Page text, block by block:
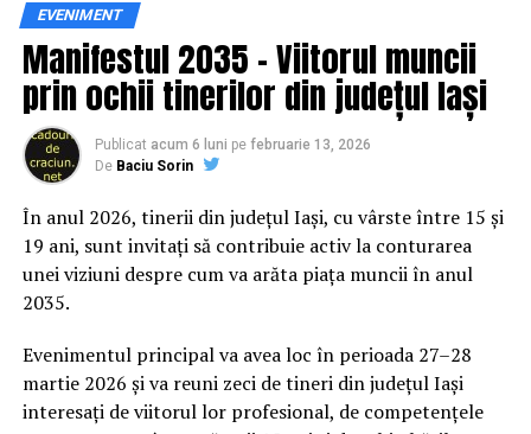
Siguranța rutieră, adusă mai
aproape de comunitate
Datele privind accidentele rutiere din România continuă
să evidențieze necesitatea unor inițiative de educație și
prevenție. În 2025, peste 3.000 de persoane au fost
rănite grav în accidente rutiere, iar mai mult de 1.300 și-
au pierdut viața pe șoselele din țară.
În acest context, campania „Condu Prudent! Alege
Viața!” își propune să transforme informația teoretică
într-o experiență directă, prin simulări și demonstrații
care îi ajută pe participanți să înțeleagă concret
impactul deciziilor luate în trafic.
EVENIMENT
Manifestul 2035 – Viitorul muncii
prin ochii tinerilor din județul Iași
Publicat acum 6 luni pe februarie 13, 2026
De Baciu Sorin
În anul 2026, tinerii din județul Iași, cu vârste între 15 și
19 ani, sunt invitați să contribuie activ la conturarea
unei viziuni despre cum va arăta piața muncii în anul
2035.
Evenimentul principal va avea loc în perioada 27–28
martie 2026 și va reuni zeci de tineri din județul Iași
interesați de viitorul lor profesional, de competențele